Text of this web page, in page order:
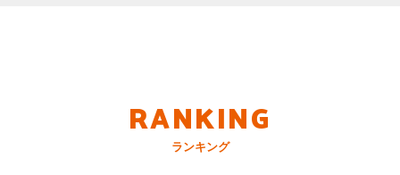
RANKING
ランキング